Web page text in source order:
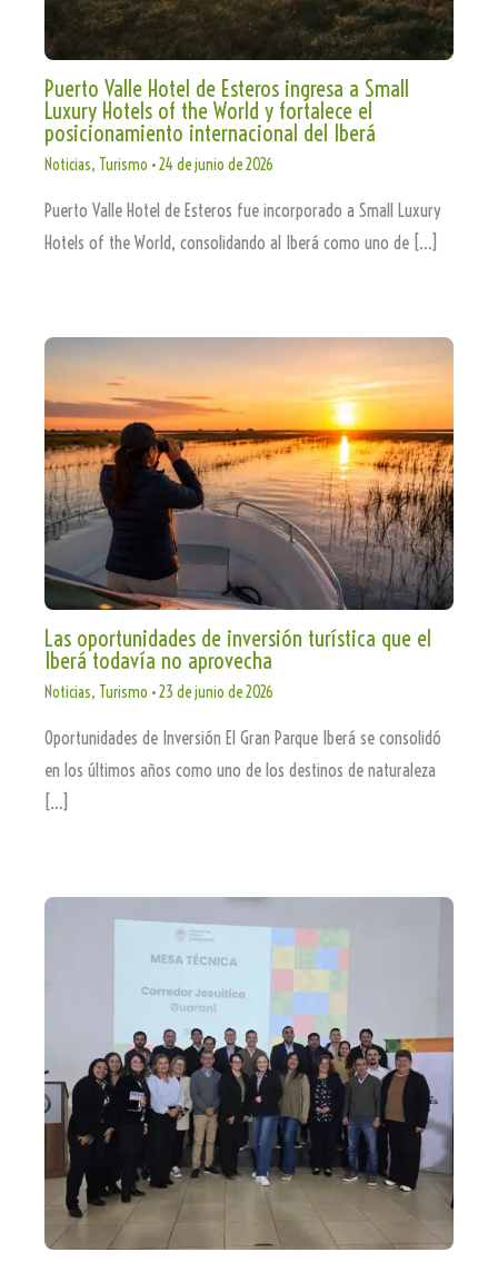
Puerto Valle Hotel de Esteros ingresa a Small
Luxury Hotels of the World y fortalece el
posicionamiento internacional del Iberá
Noticias, Turismo •24 de junio de 2026
Puerto Valle Hotel de Esteros fue incorporado a Small Luxury
Hotels of the World, consolidando al Iberá como uno de […]
Las oportunidades de inversión turística que el
Iberá todavía no aprovecha
Noticias, Turismo •23 de junio de 2026
Oportunidades de Inversión El Gran Parque Iberá se consolidó
en los últimos años como uno de los destinos de naturaleza
[…]